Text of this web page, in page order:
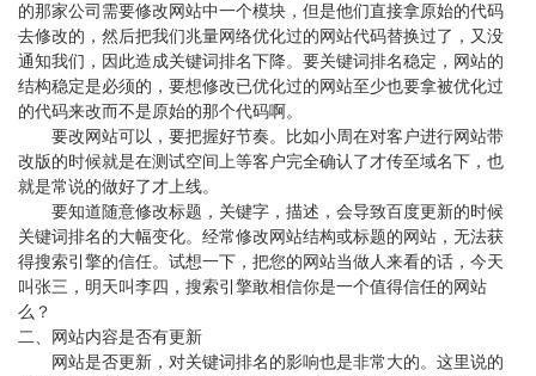
的那家公司需要修改网站中一个模块，但是他们直接拿原始的代码
去修改的，然后把我们兆量网络优化过的网站代码替换过了，又没
通知我们，因此造成关键词排名下降。要关键词排名稳定，网站的
结构稳定是必须的，要想修改已优化过的网站至少也要拿被优化过
的代码来改而不是原始的那个代码啊。
要改网站可以，要把握好节奏。比如小周在对客户进行网站带
改版的时候就是在测试空间上等客户完全确认了才传至域名下，也
就是常说的做好了才上线。
要知道随意修改标题，关键字，描述，会导致百度更新的时候
关键词排名的大幅变化。经常修改网站结构或标题的网站，无法获
得搜索引擎的信任。试想一下，把您的网站当做人来看的话，今天
叫张三，明天叫李四，搜索引擎敢相信你是一个值得信任的网站
么？
二、网站内容是否有更新
网站是否更新，对关键词排名的影响也是非常大的。这里说的